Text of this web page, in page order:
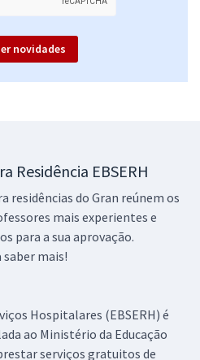
novidades
Residência EBSERH
residências do Gran reúnem os
mais experientes e
para a sua aprovação.
mais!
Hospitalares (EBSERH) é
ao Ministério da Educação
serviços gratuitos de